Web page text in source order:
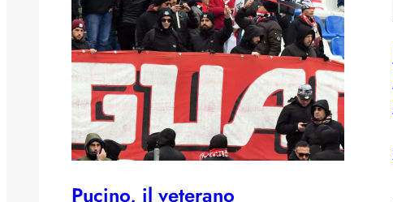
Pucino, il veterano